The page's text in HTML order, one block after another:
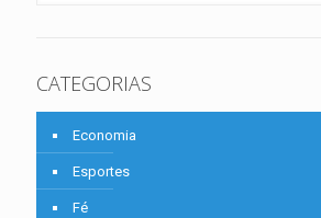
CATEGORIAS
Economia
Esportes
Fé